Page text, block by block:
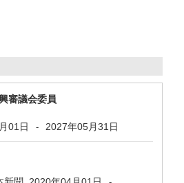
審議会委員
01日 - 2027年05月31日